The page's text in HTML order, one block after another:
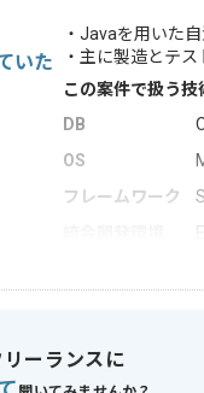
いた
・Javaを用いた
・主に製造とテ
この案件で扱う技
DB
OS
フレームワーク
ーランスに